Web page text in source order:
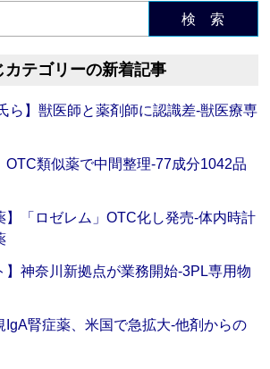
検 索
カテゴリーの新着記事
ら】獣医師と薬剤師に認識差‐獣医療専
OTC類似薬で中間整理‐77成分1042品
】「ロゼレム」OTC化し発売‐体内時計
】神奈川新拠点が業務開始‐3PL専用物
IgA腎症薬、米国で急拡大‐他剤からの